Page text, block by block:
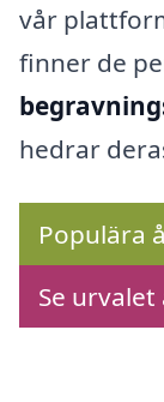
vår
finner de
hedrar
Populära
Se